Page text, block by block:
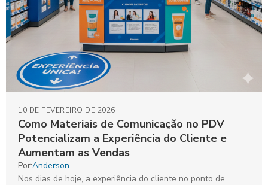
Como Materiais de Comunicação no PDV
Potencializam a Experiência do Cliente e
Aumentam as Vendas
10 DE FEVEREIRO DE 2026
Por:Anderson
Nos dias de hoje, a experiência do cliente no ponto de